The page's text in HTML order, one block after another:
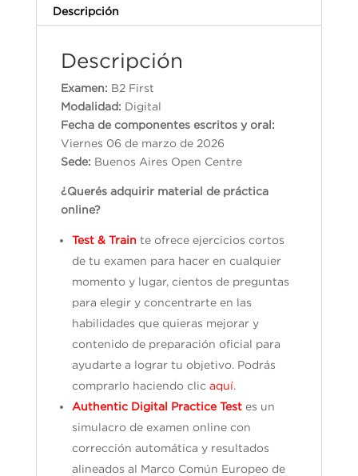
Descripción
Descripción
Examen: B2 First
Modalidad: Digital
Fecha de componentes escritos y oral:
Viernes 06 de marzo de 2026
Sede: Buenos Aires Open Centre
¿Querés adquirir material de práctica
online?
Test & Train te ofrece ejercicios cortos
de tu examen para hacer en cualquier
momento y lugar, cientos de preguntas
para elegir y concentrarte en las
habilidades que quieras mejorar y
contenido de preparación oficial para
ayudarte a lograr tu objetivo. Podrás
comprarlo haciendo clic aquí.
Authentic Digital Practice Test es un
simulacro de examen online con
corrección automática y resultados
alineados al Marco Común Europeo de